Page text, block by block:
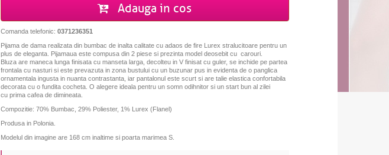
Adauga in cos
Comanda telefonic: 0371236351
Pijama de dama realizata din bumbac de inalta calitate cu adaos de fire Lurex stralucitoare pentru un
plus de eleganta. Pijamaua este compusa din 2 piese si prezinta model deosebit cu carouri.
Bluza are maneca lunga finisata cu manseta larga, decolteu in V finisat cu guler, se inchide pe partea
frontala cu nasturi si este prevazuta in zona bustului cu un buzunar pus in evidenta de o panglica
ornamentala ingusta in nuanta contrastanta, iar pantalonul este scurt si are talie elastica confortabila
decorata cu o fundita cocheta. O alegere ideala pentru un somn odihnitor si un start bun al zilei
cu prima cafea de dimineata.
Compozitie: 70% Bumbac, 29% Poliester, 1% Lurex (Flanel)
Produsa in Polonia.
Modelul din imagine are 168 cm inaltime si poarta marimea S.